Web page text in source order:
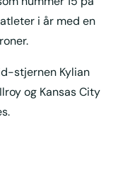
i år med en
stjernen Kylian
og Kansas City